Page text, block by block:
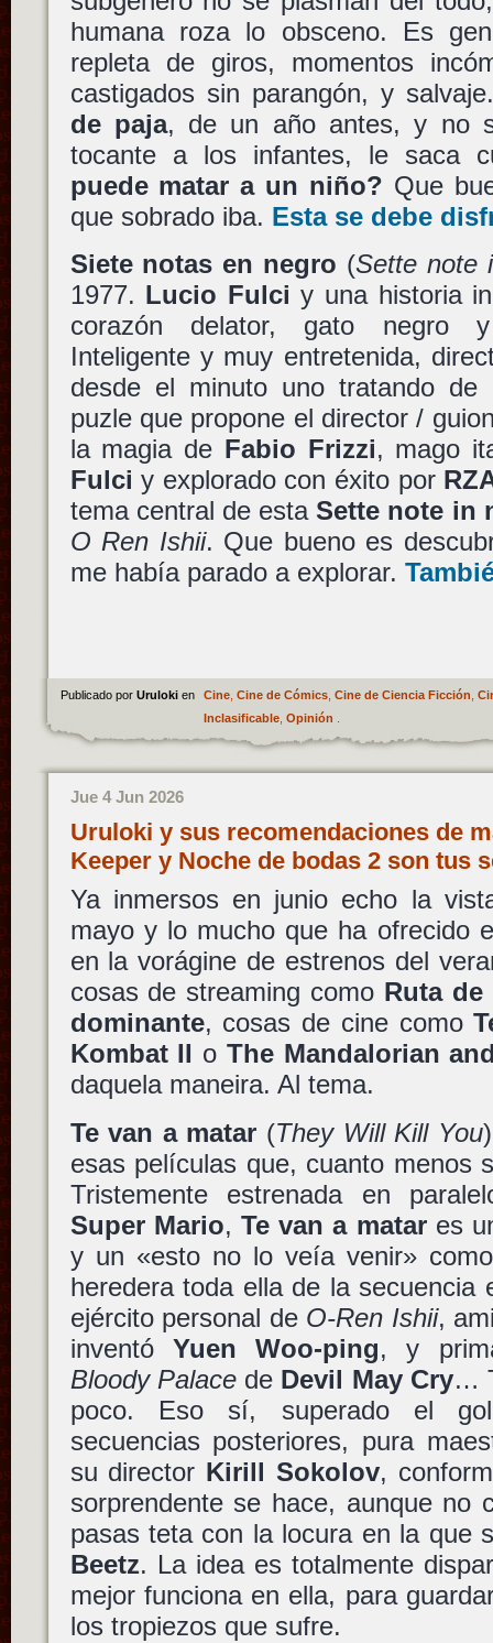
humana roza lo obsceno. Es
repleta de giros, momentos
castigados sin parangón, y
de paja, de un año antes, y no
tocante a los infantes, le saca
puede matar a un niño? Que
que sobrado iba. Esta se debe
Siete notas en negro (Sette note
1977. Lucio Fulci y una historia
corazón delator, gato negro y
Inteligente y muy entretenida,
desde el minuto uno tratando de
puzle que propone el director /
la magia de Fabio Frizzi, mago
Fulci y explorado con éxito por
tema central de estaSette note in
O Ren Ishii. Que bueno es
me había parado a explorar.
Publicado por Uruloki en Cine, Cine de Cómics, Cine de Ciencia Ficción,
Inclasificable, Opinión .
Jue 4 Jun 2026
Uruloki y sus recomendaciones de
Keeper y Noche de bodas 2 son tus
Ya inmersos en junio echo la
mayo y lo mucho que ha ofrecido
en la vorágine de estrenos del
cosas de streaming como Ruta de
dominante, cosas de cine como
Kombat II o The Mandalorian
daquela maneira. Al tema.
Te van a matar (They Will Kill You
esas películas que, cuanto menos
Tristemente estrenada en
Super Mario, Te van a matares
y un «esto no lo veía venir»
heredera toda ella de la secuencia
ejército personal de O-Ren Ishii,
inventó Yuen Woo-ping, y
Bloody Palacede Devil May Cry…
poco. Eso sí, superado el
secuencias posteriores, pura
su director Kirill Sokolov,
sorprendente se hace, aunque no
pasas teta con la locura en la que
Beetz. La idea es totalmente
mejor funciona en ella, para
los tropiezos que sufre.